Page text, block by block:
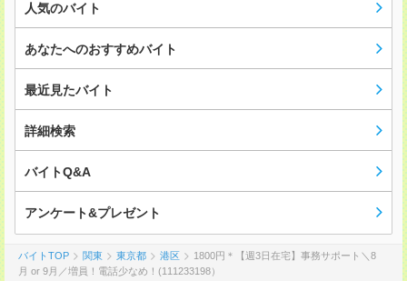
人気のバイト
あなたへのおすすめバイト
最近見たバイト
詳細検索
バイトQ&A
アンケート&プレゼント
バイトTOP 関東 東京都 港区
1800円＊【週3日在宅】事務サポート＼8
月 or 9月／増員！電話少なめ！(111233198）